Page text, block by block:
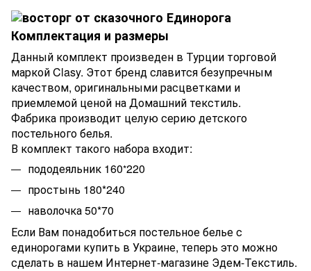
Комплектация и размеры
Данный комплект произведен в Турции торговой
маркой Clasy. Этот бренд славится безупречным
качеством, оригинальными расцветками и
приемлемой ценой на Домашний текстиль.
Фабрика производит целую серию детского
постельного белья.
В комплект такого набора входит:
пододеяльник 160*220
простынь 180*240
наволочка 50*70
Если Вам понадобиться постельное белье с
единорогами купить в Украине, теперь это можно
сделать в нашем Интернет-магазине Эдем-Текстиль.